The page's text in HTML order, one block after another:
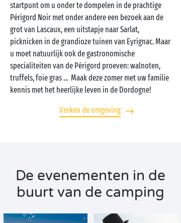
startpunt om u onder te dompelen in de prachtige
Périgord Noir met onder andere een bezoek aan de
grot van Lascaux, een uitstapje naar Sarlat,
picknicken in de grandioze tuinen van Eyrignac. Maar
u moet natuurlijk ook de gastronomische
specialiteiten van de Périgord proeven: walnoten,
truffels, foie gras ... Maak deze zomer met uw familie
kennis met het heerlijke leven in de Dordogne!
Verken de omgeving
De evenementen in de
buurt van de camping